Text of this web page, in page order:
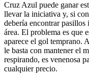
Cruz Azul puede ganar
llevar la iniciativa y, si
debería encontrar pasillos
área. El problema es que
aparece el gol temprano.
le basta con mantener el
respirando, es venenosa
cualquier precio.